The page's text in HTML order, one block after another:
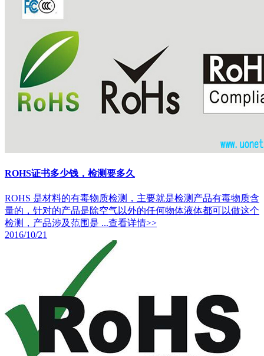
ROHS证书多少钱，检测要多久
ROHS 是材料的有毒物质检测，主要就是检测产品有毒物质含
量的，针对的产品是除空气以外的任何物体液体都可以做这个
检测，产品涉及范围是 ...查看详情>>
2016/10/21